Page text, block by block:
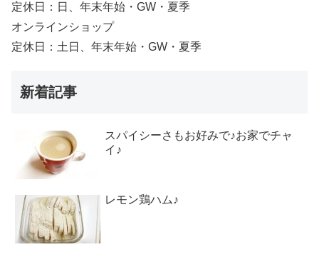
定休日：日、年末年始・GW・夏季
オンラインショップ
定休日：土日、年末年始・GW・夏季
新着記事
スパイシーさもお好みで♪お家でチャ
イ♪
レモン鶏ハム♪